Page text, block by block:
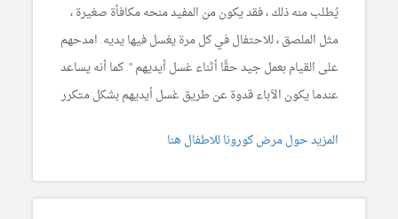
يُطلب منه ذلك ، فقد يكون من المفيد منحه مكافأة صغيرة ،
مثل الملصق ، للاحتفال في كل مرة يغسل فيها يديه. امدحهم
على القيام بعمل جيد حقًا أثناء غسل أيديهم ". كما أنه يساعد
عندما يكون الآباء قدوة عن طريق غسل أيديهم بشكل متكرر
المزيد حول مرض كورونا للاطفال هنا